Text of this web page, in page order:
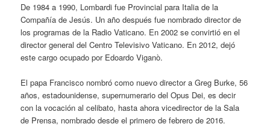
De 1984 a 1990, Lombardi fue Provincial para Italia de la
Compañía de Jesús. Un año después fue nombrado director de
los programas de la Radio Vaticano. En 2002 se convirtió en el
director general del Centro Televisivo Vaticano. En 2012, dejó
este cargo ocupado por Edoardo Viganò.
El papa Francisco nombró como nuevo director a Greg Burke, 56
años, estadounidense, supernumerario del Opus Dei, es decir
con la vocación al celibato, hasta ahora vicedirector de la Sala
de Prensa, nombrado desde el primero de febrero de 2016.